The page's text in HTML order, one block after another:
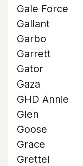
Gale Force
Gallant
Garbo
Garrett
Gator
Gaza
GHD Annie
Glen
Goose
Grace
Grettel